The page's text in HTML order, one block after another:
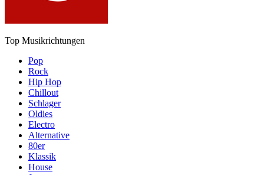
Top Musikrichtungen
Pop
Rock
Hip Hop
Chillout
Schlager
Oldies
Electro
Alternative
80er
Klassik
House